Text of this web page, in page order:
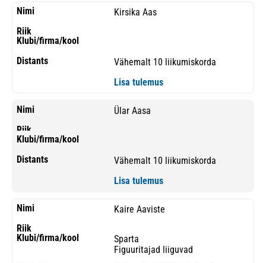
Kirsika Aas
Vähemalt 10 liikumiskorda
Lisa tulemus
Ülar Aasa
Vähemalt 10 liikumiskorda
Lisa tulemus
Kaire Aaviste
Sparta
Figuuritajad liiguvad